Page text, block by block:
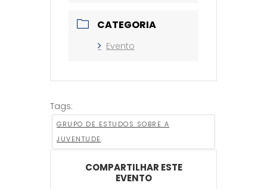
CATEGORIA
Evento
Tags:
GRUPO DE ESTUDOS SOBRE A
JUVENTUDE
COMPARTILHAR ESTE
EVENTO